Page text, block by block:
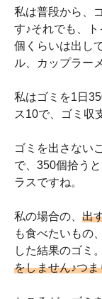
私は普段から、
す♪それでも、
個くらいは出し
ル、カップラー
私はゴミを1日
ス10で、ゴミ収
ゴミを出さない
で、350個拾う
ラスですね。
私の場合の、 出
も食べたいもの
した結果のゴミ
をしません♪つ